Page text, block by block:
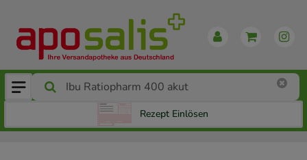
Rezept Einlösen